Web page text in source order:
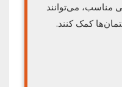
مناسب، می‌توانند
کمک کنند.